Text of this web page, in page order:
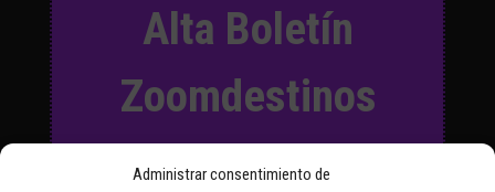
Administrar consentimiento de
Alta Boletín
Zoomdestinos
y recibirás regularmente las